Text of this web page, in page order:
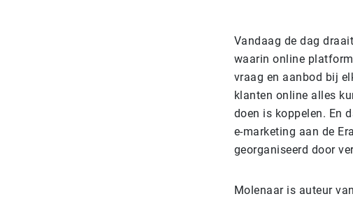
Vandaag de dag
waarin online
vraag en aanbod bij
klanten online alles
doen is koppelen. En
e-marketing aan de
georganiseerd door
Molenaar is auteur